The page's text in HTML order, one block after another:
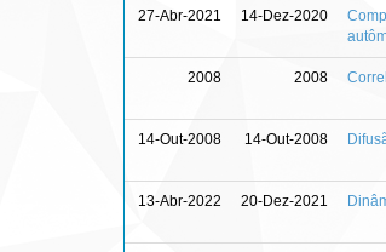
27-Abr-2021 14-Dez-2020
2008 2008
14-Out-2008 14-Out-2008
13-Abr-2022 20-Dez-2021